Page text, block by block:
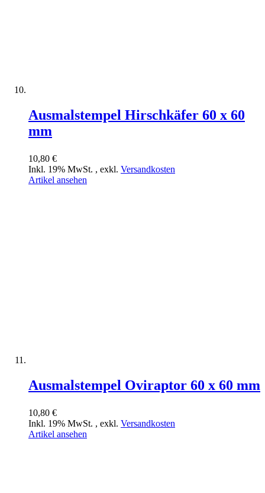
Ausmalstempel Hirschkäfer 60 x 60
mm
10,80 €
Inkl. 19% MwSt. , exkl. Versandkosten
Artikel ansehen
Ausmalstempel Oviraptor 60 x 60 mm
10,80 €
Inkl. 19% MwSt. , exkl. Versandkosten
Artikel ansehen